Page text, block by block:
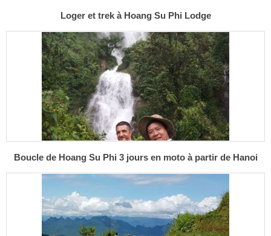
Loger et trek à Hoang Su Phi Lodge
Boucle de Hoang Su Phi 3 jours en moto à partir de Hanoi